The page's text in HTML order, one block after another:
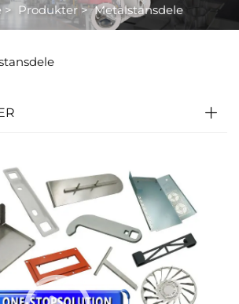
> Produkter>Metalstansdele